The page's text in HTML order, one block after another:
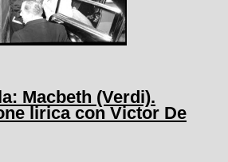
Macbeth (Verdi).
lirica con Victor De